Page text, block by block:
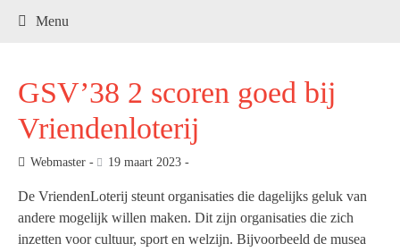
GSV’38 2 scoren goed bij
Vriendenloterij
Webmaster 19 maart 2023
De VriendenLoterij steunt organisaties die dagelijks geluk van
andere mogelijk willen maken. Dit zijn organisaties die zich
inzetten voor cultuur, sport en welzijn. Bijvoorbeeld de musea
Menu